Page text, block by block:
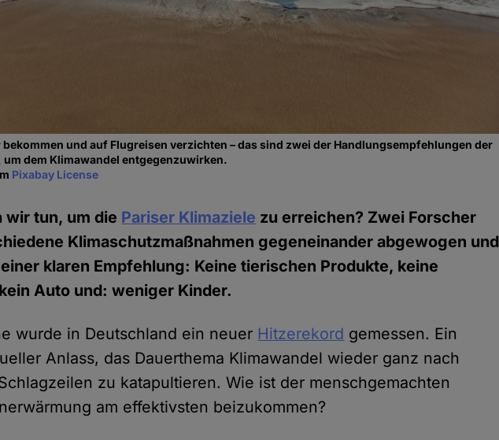
bekommen und auf Flugreisen verzichten – das sind zwei der Handlungsempfehlungen der
dem Klimawandel entgegenzuwirken.
Pixabay License
wir tun, um die Pariser Klimaziele zu erreichen? Zwei Forscher
Klimaschutzmaßnahmen gegeneinander abgewogen und
klaren Empfehlung: Keine tierischen Produkte, keine
Auto und: weniger Kinder.
wurde in Deutschland ein neuer Hitzerekord gemessen. Ein
Anlass, das Dauerthema Klimawandel wieder ganz nach
zu katapultieren. Wie ist der menschgemachten
am effektivsten beizukommen?